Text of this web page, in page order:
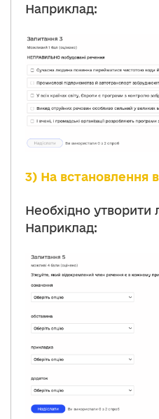
Наприклад:
3) На встановлення
Необхідно утворити
Наприклад: